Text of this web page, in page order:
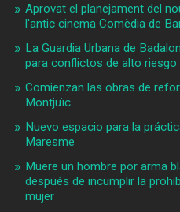
Aprovat el planejament del
l'antic cinema Comèdia de
La Guardia Urbana de
para conflictos de alto riesgo
Comienzan las obras de
Montjuïc
Nuevo espacio para la
Maresme
Muere un hombre por arma
después de incumplir la
mujer